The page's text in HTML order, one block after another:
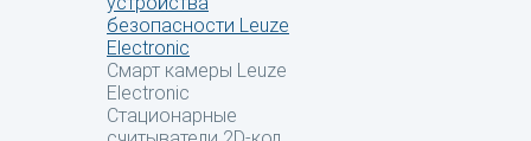
безопасности Leuze
Electronic
Смарт камеры Leuze
Electronic
Стационарные